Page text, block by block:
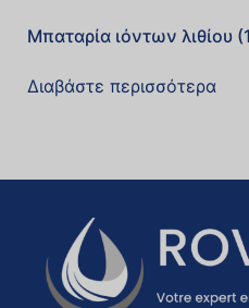
Μπαταρία ιόντων λιθίου
Διαβάστε περισσότερα